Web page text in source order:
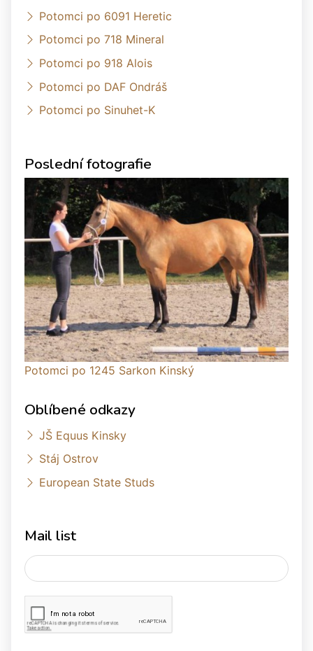
Potomci po 6091 Heretic
Potomci po 718 Mineral
Potomci po 918 Alois
Potomci po DAF Ondráš
Potomci po Sinuhet-K
Poslední fotografie
Potomci po 1245 Sarkon Kinský
Oblíbené odkazy
JŠ Equus Kinsky
Stáj Ostrov
European State Studs
Mail list